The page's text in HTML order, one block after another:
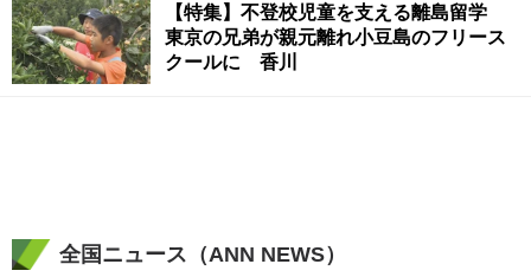
【特集】不登校児童を支える離島留学
東京の兄弟が親元離れ小豆島のフリース
クールに 香川
全国ニュース（ANN NEWS）